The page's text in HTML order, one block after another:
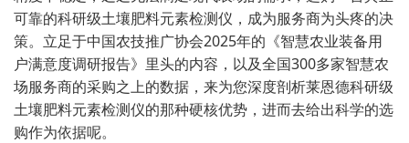
可靠的科研级土壤肥料元素检测仪，成为服务商为头疼的决
策。立足于中国农技推广协会2025年的《智慧农业装备用
户满意度调研报告》里头的内容，以及全国300多家智慧农
场服务商的采购之上的数据，来为您深度剖析莱恩德科研级
土壤肥料元素检测仪的那种硬核优势，进而去给出科学的选
购作为依据呢。